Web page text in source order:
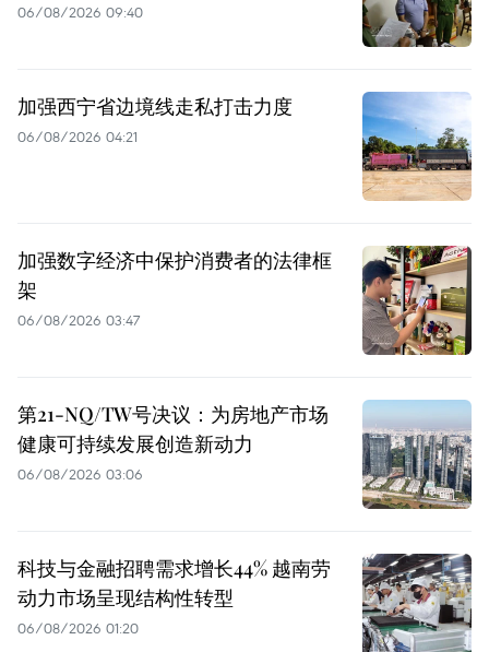
06/08/2026 09:40
加强西宁省边境线走私打击力度
06/08/2026 04:21
加强数字经济中保护消费者的法律框
架
06/08/2026 03:47
第21-NQ/TW号决议：为房地产市场
健康可持续发展创造新动力
06/08/2026 03:06
科技与金融招聘需求增长44% 越南劳
动力市场呈现结构性转型
06/08/2026 01:20